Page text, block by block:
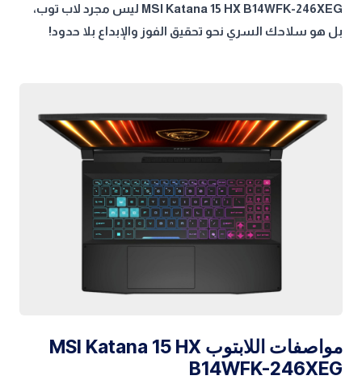
MSI Katana 15 HX B14WFK-246XEG ليس مجرد لاب توب،
بل هو سلاحك السري نحو تحقيق الفوز والإبداع بلا حدود!
مواصفات اللابتوب MSI Katana 15 HX
B14WFK-246XEG